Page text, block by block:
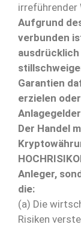
irreführender
Aufgrund
verbunden
Garantien
erzielen
Der Handel
Anleger,
die:
(a) Die
Risiken